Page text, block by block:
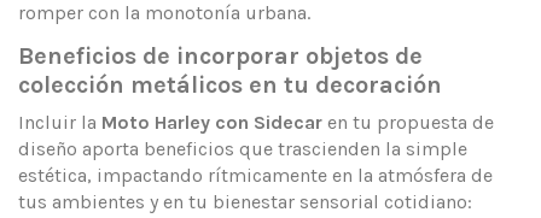
romper con la monotonía urbana.
Beneficios de incorporar objetos de
colección metálicos en tu decoración
Incluir la Moto Harley con Sidecar en tu propuesta de
diseño aporta beneficios que trascienden la simple
estética, impactando rítmicamente en la atmósfera de
tus ambientes y en tu bienestar sensorial cotidiano: